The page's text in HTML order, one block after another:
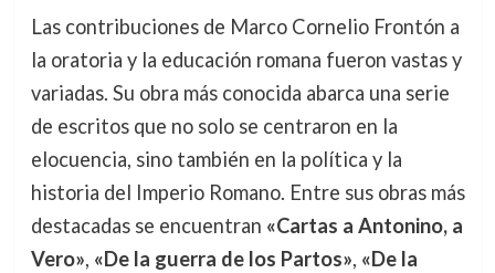
Las contribuciones de Marco Cornelio Frontón a
la oratoria y la educación romana fueron vastas y
variadas. Su obra más conocida abarca una serie
de escritos que no solo se centraron en la
elocuencia, sino también en la política y la
historia del Imperio Romano. Entre sus obras más
destacadas se encuentran «Cartas a Antonino, a
Vero», «De la guerra de los Partos», «De la